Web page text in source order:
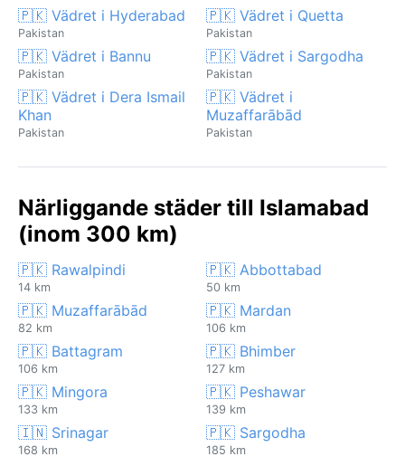
🇵🇰 Vädret i Hyderabad
Pakistan
🇵🇰 Vädret i Quetta
Pakistan
🇵🇰 Vädret i Bannu
Pakistan
🇵🇰 Vädret i Sargodha
Pakistan
🇵🇰 Vädret i Dera Ismail
Khan
Pakistan
🇵🇰 Vädret i
Muzaffarābād
Pakistan
Närliggande städer till Islamabad
(inom 300 km)
🇵🇰 Rawalpindi
14 km
🇵🇰 Abbottabad
50 km
🇵🇰 Muzaffarābād
82 km
🇵🇰 Mardan
106 km
🇵🇰 Battagram
106 km
🇵🇰 Bhimber
127 km
🇵🇰 Mingora
133 km
🇵🇰 Peshawar
139 km
🇮🇳 Srinagar
168 km
🇵🇰 Sargodha
185 km